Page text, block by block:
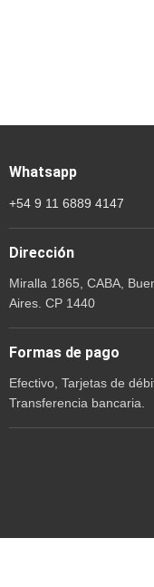
Whatsapp
+54 9 11 6889 4147
Dirección
Miralla 1865, CABA,
Aires. CP 1440
Formas de pago
Efectivo, Tarjetas de
Transferencia bancaria.